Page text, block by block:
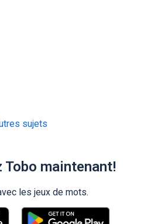
sujets
Tobo maintenant!
les jeux de mots.